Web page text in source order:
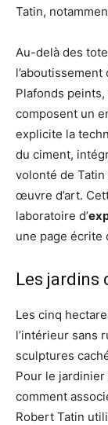
Tatin,
Au-delà des
Plafonds
composent un
explicite la
du ciment,
volonté de
œuvre d’art.
laboratoire d’
une page écrite
Les jardins
Les cinq
l’intérieur sans
sculptures
Pour le jardinier
comment
Robert Tatin